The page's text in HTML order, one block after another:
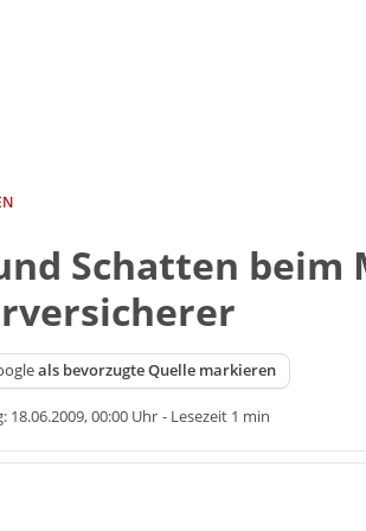
Schatten beim
als bevorzugte Quelle markieren
18.06.2009, 00:00 Uhr - Lesezeit 1 min